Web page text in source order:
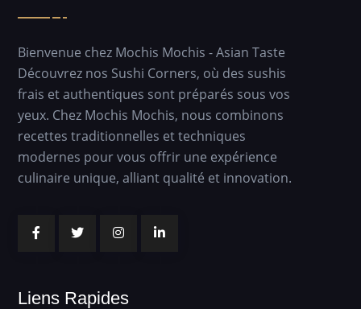
Bienvenue chez Mochis Mochis - Asian Taste
Découvrez nos Sushi Corners, où des sushis
frais et authentiques sont préparés sous vos
yeux. Chez Mochis Mochis, nous combinons
recettes traditionnelles et techniques
modernes pour vous offrir une expérience
culinaire unique, alliant qualité et innovation.
Liens Rapides